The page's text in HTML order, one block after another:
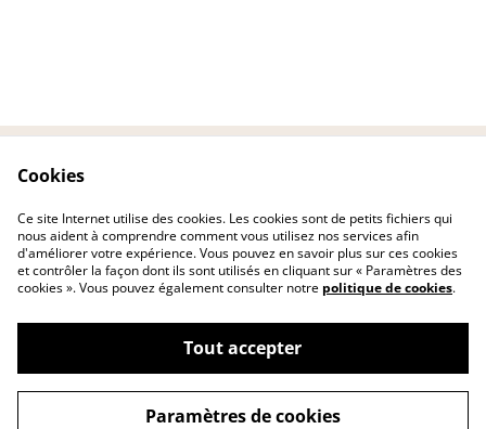
Politique de
confidentialité
Politique de cookies
©2026Les créas de nina
Cookies
Ce site Internet utilise des cookies. Les cookies sont de petits fichiers qui
nous aident à comprendre comment vous utilisez nos services afin
d'améliorer votre expérience. Vous pouvez en savoir plus sur ces cookies
et contrôler la façon dont ils sont utilisés en cliquant sur « Paramètres des
cookies ». Vous pouvez également consulter notre politique de cookies.
Tout accepter
Paramètres de cookies